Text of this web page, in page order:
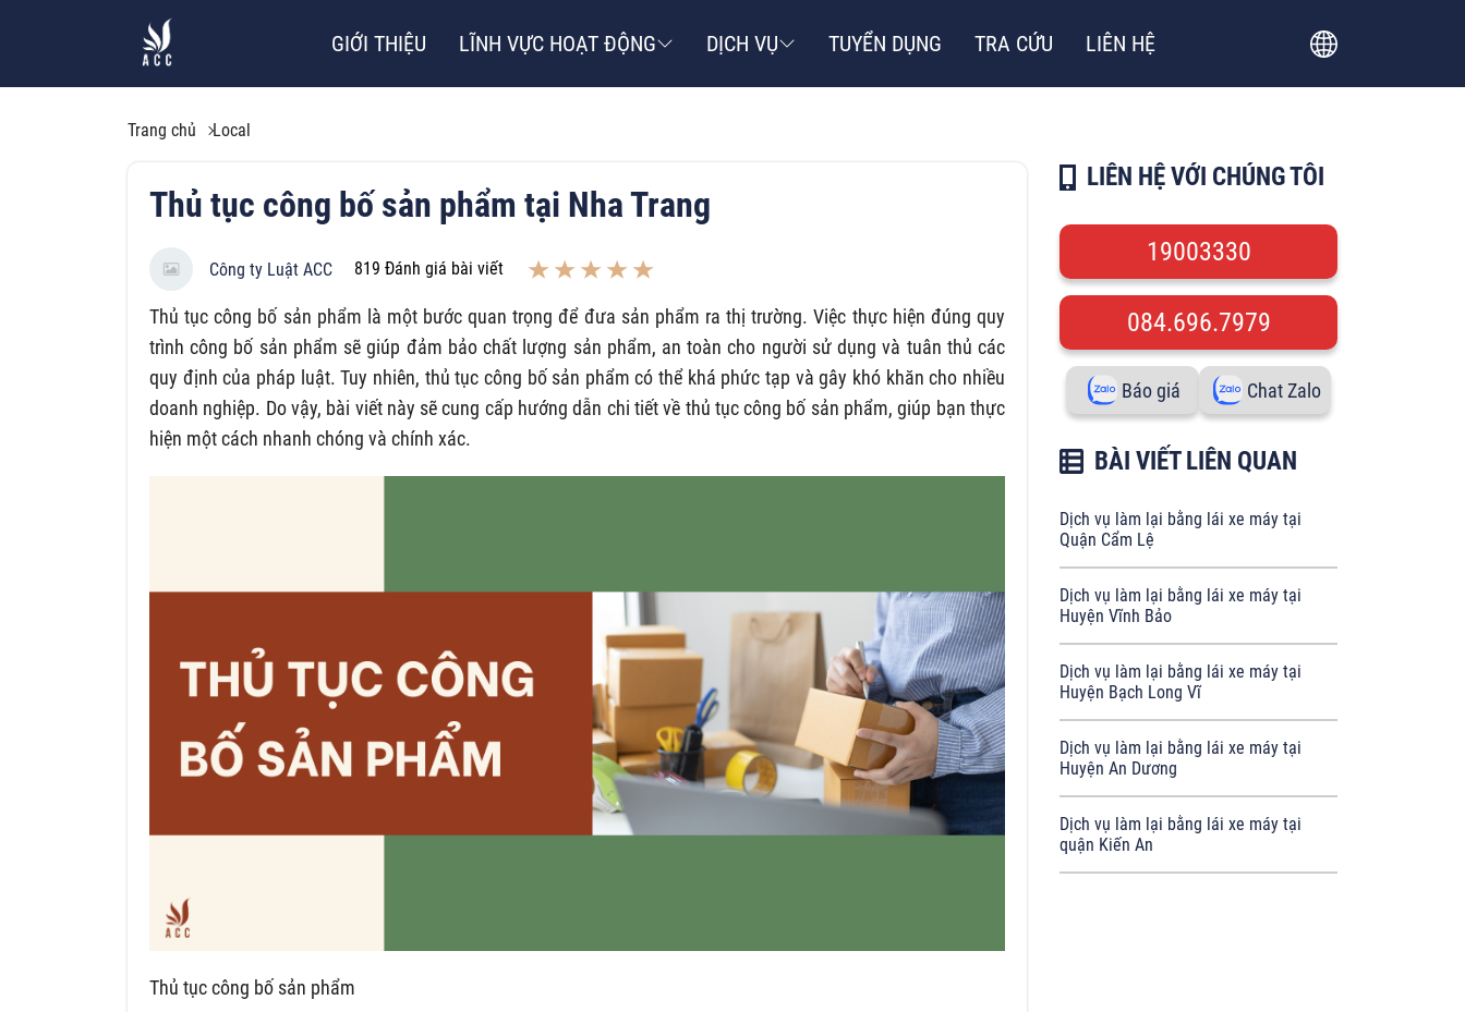
GIỚI THIỆU LĨNH VỰC HOẠT ĐỘNG DỊCH VỤ TUYỂN DỤNG TRA CỨU LIÊN HỆ
Trang chủ Local
Thủ tục công bố sản phẩm tại Nha Trang
Công ty Luật ACC 819 Đánh giá bài viết
Thủ tục công bố sản phẩm là một bước quan trọng để đưa sản phẩm ra thị trường. Việc thực hiện đúng quy
trình công bố sản phẩm sẽ giúp đảm bảo chất lượng sản phẩm, an toàn cho người sử dụng và tuân thủ các
quy định của pháp luật. Tuy nhiên, thủ tục công bố sản phẩm có thể khá phức tạp và gây khó khăn cho nhiều
doanh nghiệp. Do vậy, bài viết này sẽ cung cấp hướng dẫn chi tiết về thủ tục công bố sản phẩm, giúp bạn thực
hiện một cách nhanh chóng và chính xác.
Thủ tục công bố sản phẩm
LIÊN HỆ VỚI CHÚNG TÔI
19003330
084.696.7979
Báo giá Chat Zalo
BÀI VIẾT LIÊN QUAN
Dịch vụ làm lại bằng lái xe máy tại
Quận Cẩm Lệ
Dịch vụ làm lại bằng lái xe máy tại
Huyện Vĩnh Bảo
Dịch vụ làm lại bằng lái xe máy tại
Huyện Bạch Long Vĩ
Dịch vụ làm lại bằng lái xe máy tại
Huyện An Dương
Dịch vụ làm lại bằng lái xe máy tại
quận Kiến An